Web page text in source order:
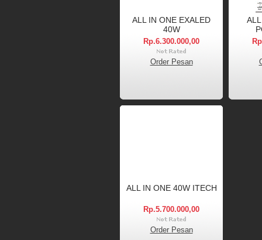
ALL IN ONE EXALED
40W
Rp.6.300.000,00
Order Pesan
ALL IN ONE 40W ITECH
Rp.5.700.000,00
Order Pesan